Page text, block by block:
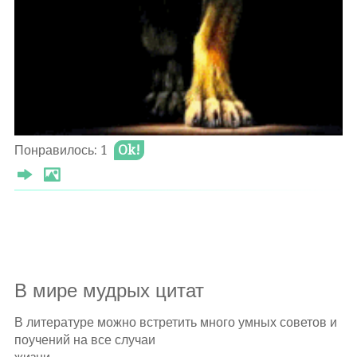
но дружный залп споткнулся он и лёг
Оставлять комментарии могут только
авторизированныепользователи
Понравилось: 1 Ok!
В мире мудрых цитат
В литературе можно встретить много умных советов и
поучений на все случаи